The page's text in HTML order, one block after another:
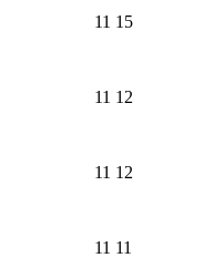
11 15
11 12
11 12
11 11